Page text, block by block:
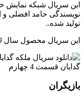
این سریال شبکه نمایش
نویسندگی حامد افضلی
تولید شده..
این سریال محصول سال 1399 می باشد.
بازیگران